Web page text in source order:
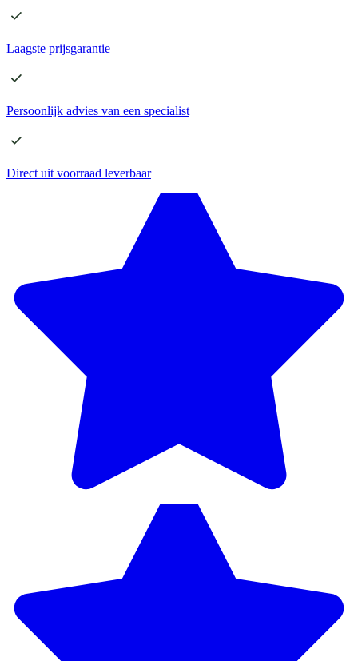
Laagste prijsgarantie
Persoonlijk advies van een specialist
Direct uit voorraad leverbaar